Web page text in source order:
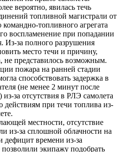
вероятно, явилась течь
топливной магистрали от
командно-топливного агрегата
воспламенение при попадании
Из-за полного разрушения
место течи и причину,
представилось возможным.
пожара на ранней стадии
способствовать задержка в
(не менее 2 минут после
за отсутствия в РЛЭ самолета
при течи топлива из-
местности, отсутствие
из-за сплошной облачности на
дефицит времени из-за
экипажу подобрать